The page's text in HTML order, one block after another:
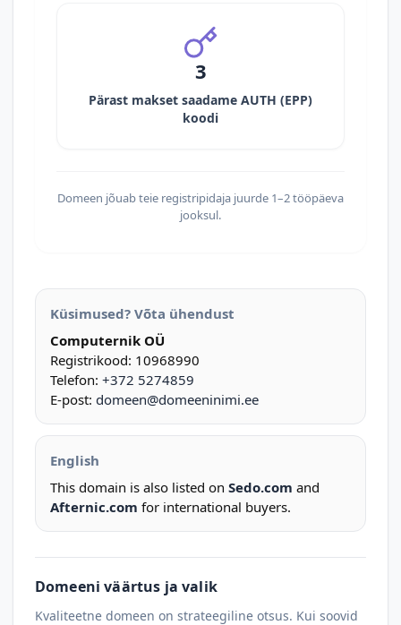
3
Pärast makset saadame AUTH (EPP)
koodi
Domeen jõuab teie registripidaja juurde 1–2 tööpäeva
jooksul.
Küsimused? Võta ühendust
Computernik OÜ
Registrikood: 10968990
Telefon: +372 5274859
E-post: domeen@domeeninimi.ee
English
This domain is also listed on Sedo.com and
Afternic.com for international buyers.
Domeeni väärtus ja valik
Kvaliteetne domeen on strateegiline otsus. Kui soovid